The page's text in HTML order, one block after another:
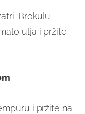
Brokulu
ulja i pržite
i pržite na